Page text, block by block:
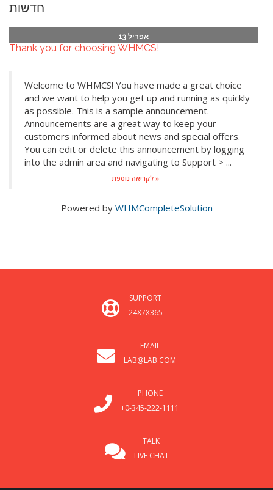
חדשות
אפריל 13
Thank you for choosing WHMCS!
Welcome to WHMCS! You have made a great choice
and we want to help you get up and running as quickly
as possible. This is a sample announcement.
Announcements are a great way to keep your
customers informed about news and special offers.
You can edit or delete this announcement by logging
into the admin area and navigating to Support > ...
לקריאה נוספת »
Powered by WHMCompleteSolution
SUPPORT
24X7X365
EMAIL
LAB@LAB.COM
PHONE
+0-345-222-1111
TALK
LIVE CHAT